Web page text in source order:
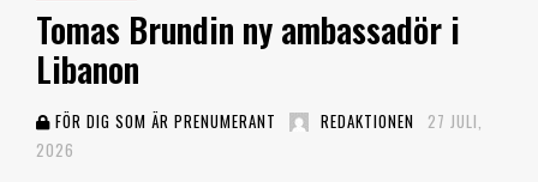
Tomas Brundin ny ambassadör i
Libanon
FÖR DIG SOM ÄR PRENUMERANT REDAKTIONEN
27 JULI,
2026